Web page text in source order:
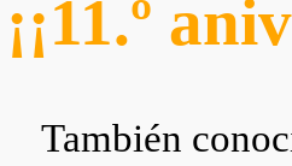
¡¡11.º
También